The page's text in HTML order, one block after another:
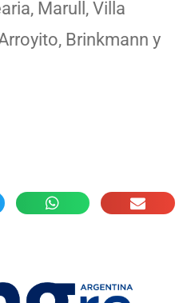
Marull, Villa
Brinkmann y